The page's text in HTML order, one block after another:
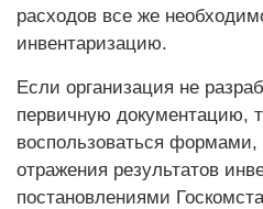
расходов все же
инвентаризацию.
Если организация не
первичную документацию,
воспользоваться
отражения результатов
постановлениями